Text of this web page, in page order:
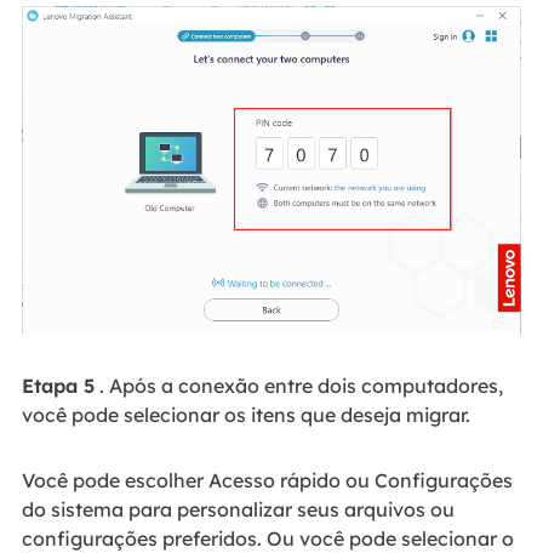
Etapa 5. Após a conexão entre dois computadores,
você pode selecionar os itens que deseja migrar.
Você pode escolher Acesso rápido ou Configurações
do sistema para personalizar seus arquivos ou
configurações preferidos. Ou você pode selecionar o